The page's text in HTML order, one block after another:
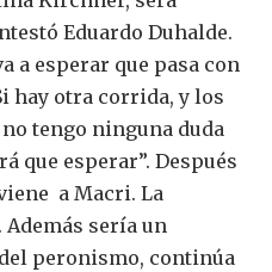
Eduardo Duhalde.
a esperar que pasa con
hay otra corrida, y los
tengo ninguna duda
que esperar”. Después
a Macri. La
sería un
peronismo, continúa